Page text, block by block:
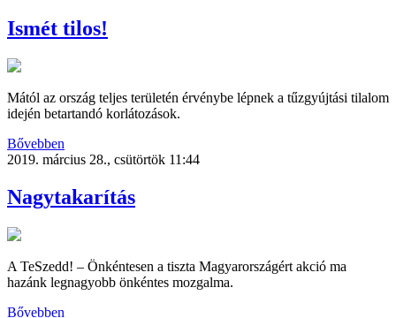
Ismét tilos!
Mától az ország teljes területén érvénybe lépnek a tűzgyújtási tilalom
idején betartandó korlátozások.
Bővebben
2019. március 28., csütörtök 11:44
Nagytakarítás
A TeSzedd! – Önkéntesen a tiszta Magyarországért akció ma
hazánk legnagyobb önkéntes mozgalma.
Bővebben